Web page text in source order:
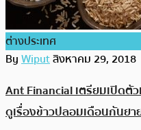
ต่างประเทศ
ByWiputสิงหาคม 29, 2018
Ant Financial เตรียมเปิด
ดูเรื่องข้าวปลอมเดือนกันย